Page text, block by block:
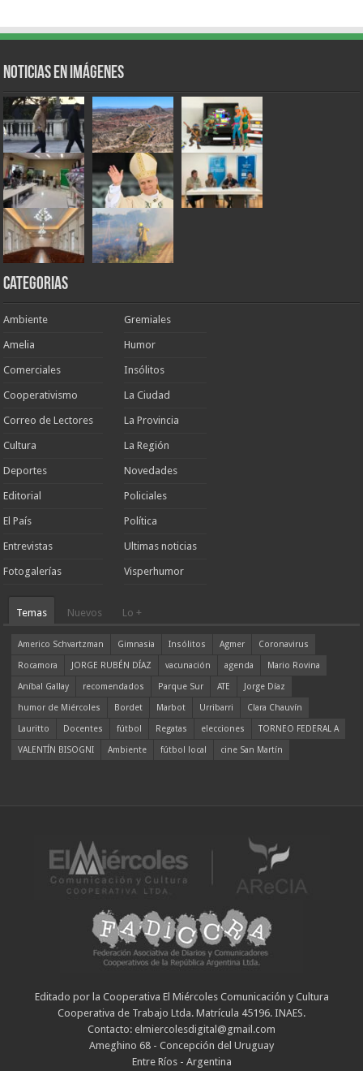
Noticias en Imágenes
Categorias
Ambiente
Amelia
Comerciales
Cooperativismo
Correo de Lectores
Cultura
Deportes
Editorial
El País
Entrevistas
Fotogalerías
Gremiales
Humor
Insólitos
La Ciudad
La Provincia
La Región
Novedades
Policiales
Política
Ultimas noticias
Visperhumor
Temas Nuevos Lo +
Americo Schvartzman Gimnasia Insólitos Agmer
Coronavirus
Rocamora
JORGE RUBÉN DÍAZ vacunación agenda
Mario Rovina
Aníbal Gallay
recomendados Parque Sur ATE
Jorge Díaz
humor de Miércoles
Bordet Marbot Urribarri
Clara Chauvín
Lauritto
Docentes fútbol Regatas elecciones
TORNEO FEDERAL A
VALENTÍN BISOGNI
Ambiente fútbol local cine San Martín
Editado por la Cooperativa El Miércoles Comunicación y Cultura
Cooperativa de Trabajo Ltda. Matrícula 45196. INAES.
Contacto: elmiercolesdigital@gmail.com
Ameghino 68 - Concepción del Uruguay
Entre Ríos - Argentina